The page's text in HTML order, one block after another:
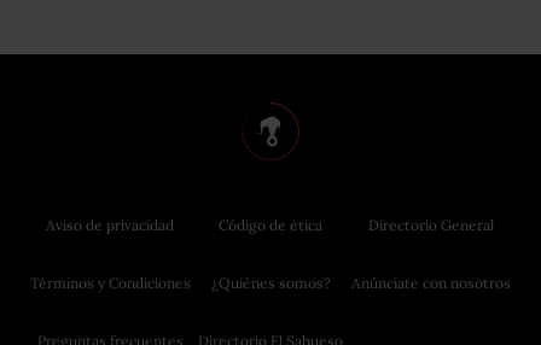
Aviso de privacidad
Términos y Condiciones
Preguntas frecuentes
Código de ética
¿Quiénes somos?
Directorio El Sabueso
Directorio General
Anúnciate con nosotros